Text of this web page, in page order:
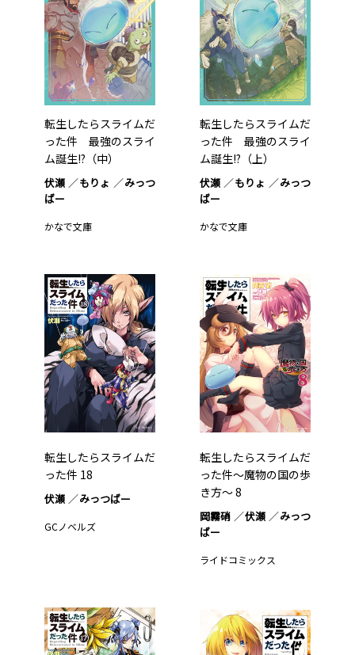
転生したらスライムだ
った件 最強のスライ
ム誕生!?（中）
伏瀬 もりょ
みっつ
ばー
かなで文庫
転生したらスライムだ
った件 最強のスライ
ム誕生!?（上）
伏瀬 もりょ
みっつ
ばー
かなで文庫
転生したらスライムだ
った件 18
伏瀬 みっつばー
GCノベルズ
転生したらスライムだ
った件～魔物の国の歩
き方～ 8
岡霧硝 伏瀬
みっつ
ばー
ライドコミックス